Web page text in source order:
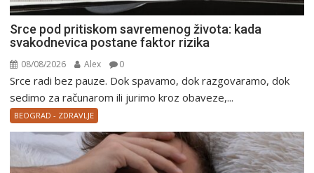
Srce pod pritiskom savremenog života: kada
svakodnevica postane faktor rizika
08/08/2026 Alex 0
Srce radi bez pauze. Dok spavamo, dok razgovaramo, dok
sedimo za računarom ili jurimo kroz obaveze,...
BEOGRAD - ZDRAVLJE